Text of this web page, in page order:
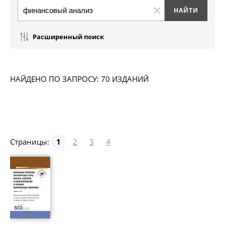
Расширенный поиск
НАЙДЕНО ПО ЗАПРОСУ: 70 ИЗДАНИЙ
Страницы: 1 2 3 4